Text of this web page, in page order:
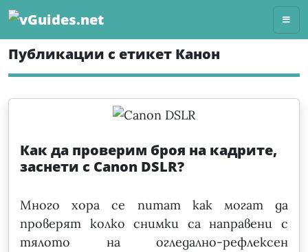
Skip
content
Публикации с етикет Канон
Как да проверим броя на кадрите,
заснети с Canon DSLR?
Много хора се питат как могат да
проверят колко снимки са направени с
тялото на огледално-рефлексен